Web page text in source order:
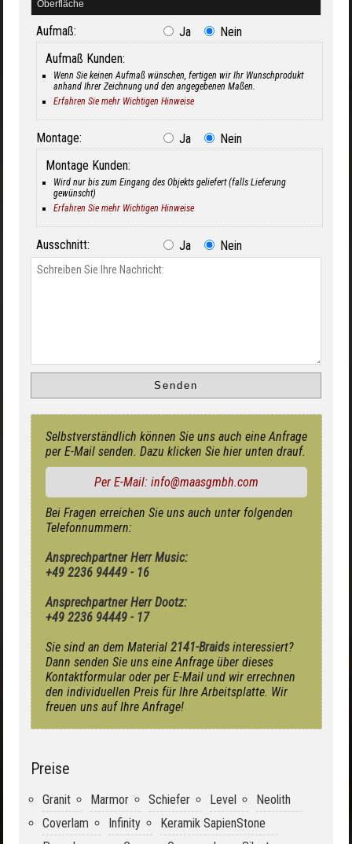
Aufmaß: Ja
Nein
Aufmaß Kunden:
Wenn Sie keinen Aufmaß wünschen, fertigen wir Ihr Wunschprodukt
anhand Ihrer Zeichnung und den angegebenen Maßen.
Erfahren Sie mehr Wichtigen Hinweise
Montage: Ja
Nein
Montage Kunden:
Wird nur bis zum Eingang des Objekts geliefert (falls Lieferung
gewünscht)
Erfahren Sie mehr Wichtigen Hinweise
Ausschnitt: Ja Nein
Selbstverständlich können Sie uns auch eine Anfrage
per E-Mail senden. Dazu klicken Sie hier unten drauf.
Per E-Mail: info@maasgmbh.com
Bei Fragen erreichen Sie uns auch unter folgenden
Telefonnummern:
Ansprechpartner Herr Music:
+49 2236 94449 - 16
Ansprechpartner Herr Dootz:
+49 2236 94449 - 17
Sie sind an dem Material 2141-Braids interessiert?
Dann senden Sie uns eine Anfrage über dieses
Kontaktformular oder per E-Mail und wir errechnen
den individuellen Preis für Ihre Arbeitsplatte. Wir
freuen uns auf Ihre Anfrage!
Preise
Granit Marmor Schiefer Level
Neolith
Coverlam
Infinity
Keramik SapienStone